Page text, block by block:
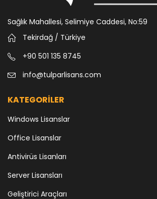
Sağlık Mahallesi, Selimiye Caddesi, No:59
Tekirdağ / Türkiye
+90 501 135 8745
info@tulparlisans.com
KATEGORİLER
Windows Lisanslar
Office Lisanslar
Antivirüs Lisanları
Server Lisansları
Geliştirici Araçları